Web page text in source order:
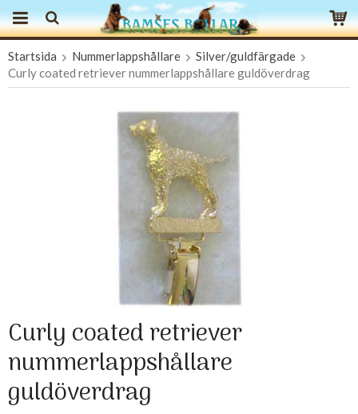
Produkten har blivit tillagd i varukorgen
Startsida Nummerlappshållare
Silver/guldfärgade
Curly coated retriever nummerlappshållare guldöverdrag
Curly coated retriever
nummerlappshållare
guldöverdrag